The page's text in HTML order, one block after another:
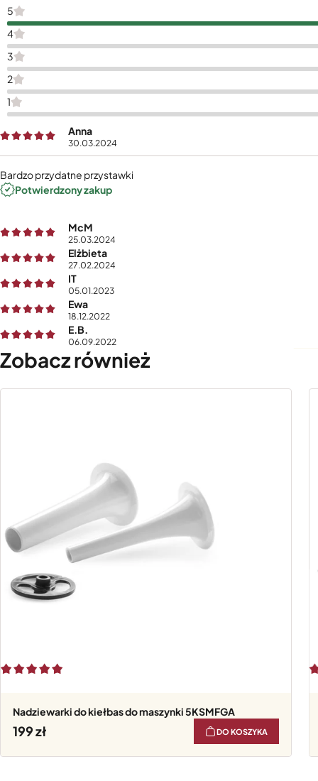
5
4
3
2
1
Anna
30.03.2024
Bardzo przydatne przystawki
Potwierdzony zakup
McM
25.03.2024
Elżbieta
27.02.2024
IT
05.01.2023
Ewa
18.12.2022
E.B.
06.09.2022
Zobacz również
Nadziewarki do kiełbas do maszynki 5KSMFGA
199 DO KOSZYKA